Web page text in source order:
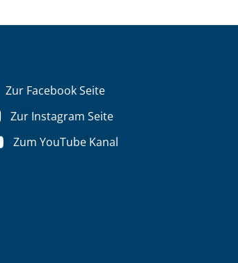
auszublenden
auszublenden
Zur Facebook Seite
Zur Instagram Seite
Zum YouTube Kanal